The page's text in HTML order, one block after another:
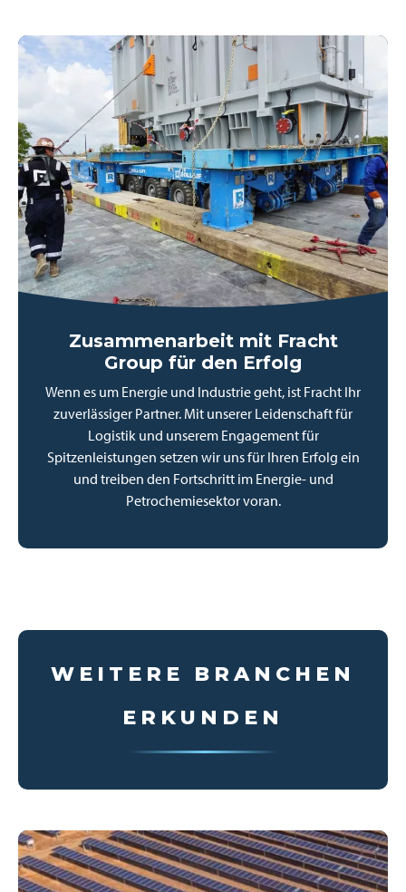
Zusammenarbeit mit Fracht
Group für den Erfolg
Wenn es um Energie und Industrie geht, ist Fracht Ihr
zuverlässiger Partner. Mit unserer Leidenschaft für
Logistik und unserem Engagement für
Spitzenleistungen setzen wir uns für Ihren Erfolg ein
und treiben den Fortschritt im Energie- und
Petrochemiesektor voran.
WEITERE BRANCHEN
ERKUNDEN